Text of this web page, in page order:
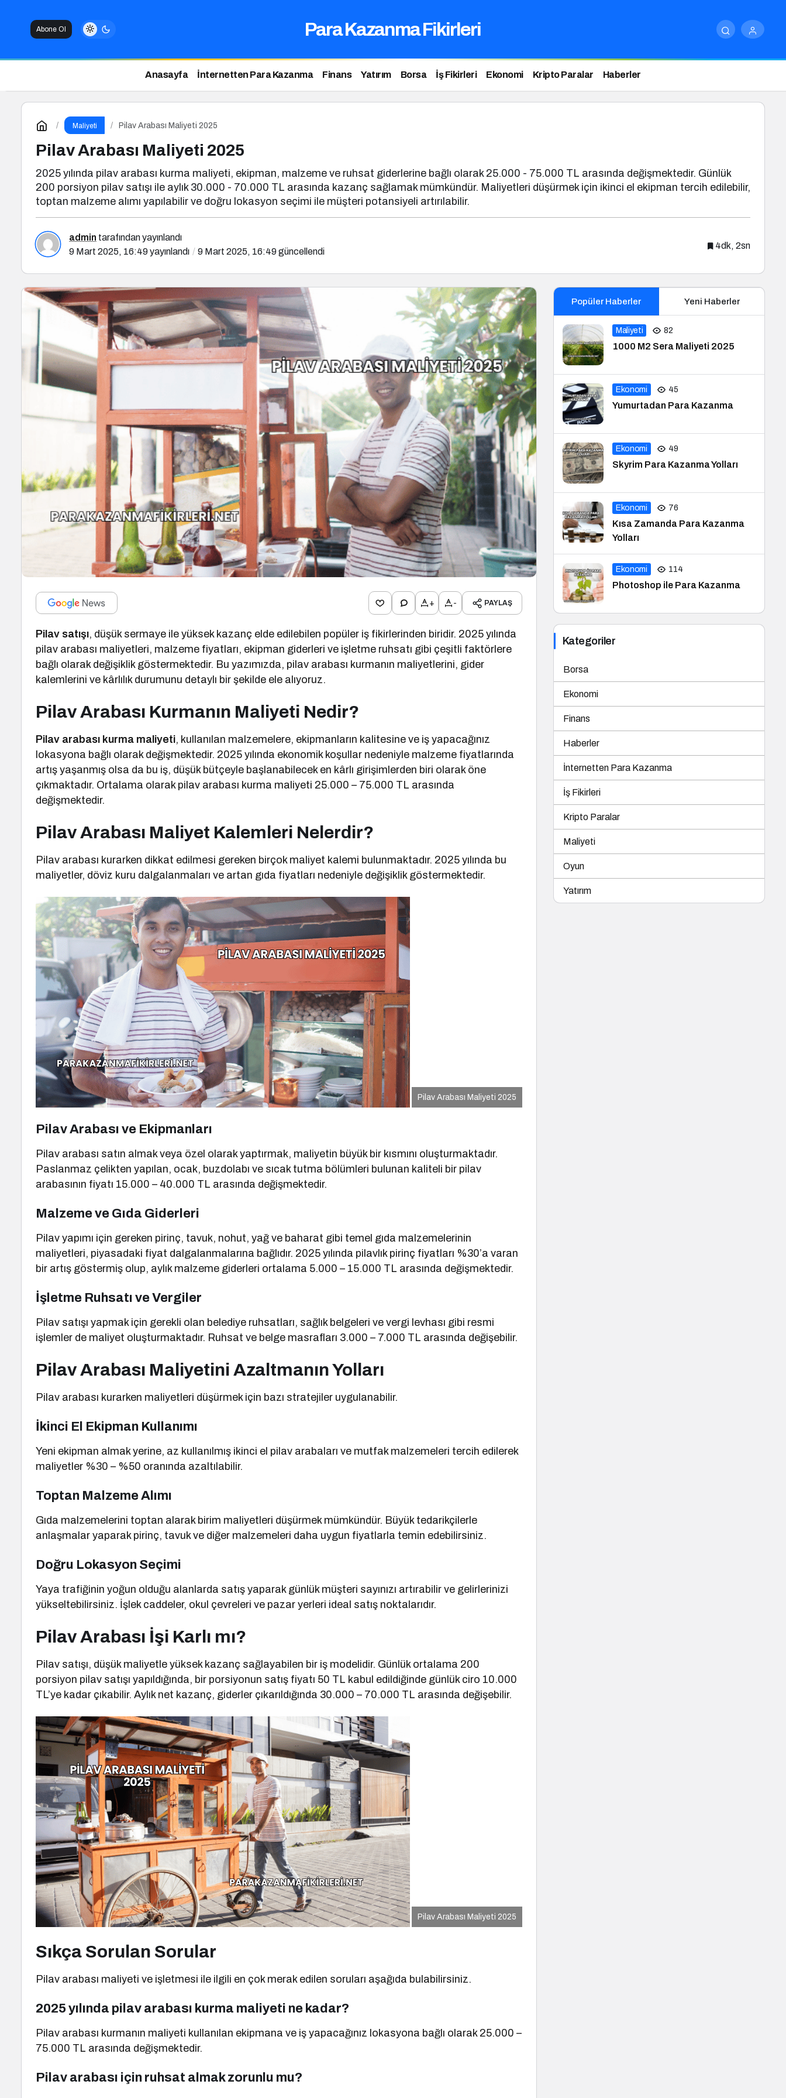
Abone Ol Para Kazanma Fikirleri
Anasayfa İnternetten Para Kazanma Finans Yatırım Borsa İş Fikirleri Ekonomi Kripto Paralar Haberler
Maliyeti Pilav Arabası Maliyeti 2025
Pilav Arabası Maliyeti 2025
2025 yılında pilav arabası kurma maliyeti, ekipman, malzeme ve ruhsat giderlerine bağlı olarak 25.000 - 75.000 TL arasında değişmektedir. Günlük
200 porsiyon pilav satışı ile aylık 30.000 - 70.000 TL arasında kazanç sağlamak mümkündür. Maliyetleri düşürmek için ikinci el ekipman tercih edilebilir,
toptan malzeme alımı yapılabilir ve doğru lokasyon seçimi ile müşteri potansiyeli artırılabilir.
admin tarafından yayınlandı
9 Mart 2025, 16:49yayınlandı 9 Mart 2025, 16:49güncellendi
4dk, 2sn
+ - PAYLAŞ
Pilav satışı, düşük sermaye ile yüksek kazanç elde edilebilen popüler iş fikirlerinden biridir. 2025 yılında
pilav arabası maliyetleri, malzeme fiyatları, ekipman giderleri ve işletme ruhsatı gibi çeşitli faktörlere
bağlı olarak değişiklik göstermektedir. Bu yazımızda, pilav arabası kurmanın maliyetlerini, gider
kalemlerini ve kârlılık durumunu detaylı bir şekilde ele alıyoruz.
Pilav Arabası Kurmanın Maliyeti Nedir?
Pilav arabası kurma maliyeti, kullanılan malzemelere, ekipmanların kalitesine ve iş yapacağınız
lokasyona bağlı olarak değişmektedir. 2025 yılında ekonomik koşullar nedeniyle malzeme fiyatlarında
artış yaşanmış olsa da bu iş, düşük bütçeyle başlanabilecek en kârlı girişimlerden biri olarak öne
çıkmaktadır. Ortalama olarak pilav arabası kurma maliyeti 25.000 – 75.000 TL arasında
değişmektedir.
Pilav Arabası Maliyet Kalemleri Nelerdir?
Pilav arabası kurarken dikkat edilmesi gereken birçok maliyet kalemi bulunmaktadır. 2025 yılında bu
maliyetler, döviz kuru dalgalanmaları ve artan gıda fiyatları nedeniyle değişiklik göstermektedir.
Pilav Arabası Maliyeti 2025
Pilav Arabası ve Ekipmanları
Pilav arabası satın almak veya özel olarak yaptırmak, maliyetin büyük bir kısmını oluşturmaktadır.
Paslanmaz çelikten yapılan, ocak, buzdolabı ve sıcak tutma bölümleri bulunan kaliteli bir pilav
arabasının fiyatı 15.000 – 40.000 TL arasında değişmektedir.
Malzeme ve Gıda Giderleri
Pilav yapımı için gereken pirinç, tavuk, nohut, yağ ve baharat gibi temel gıda malzemelerinin
maliyetleri, piyasadaki fiyat dalgalanmalarına bağlıdır. 2025 yılında pilavlık pirinç fiyatları %30’a varan
bir artış göstermiş olup, aylık malzeme giderleri ortalama 5.000 – 15.000 TL arasında değişmektedir.
İşletme Ruhsatı ve Vergiler
Pilav satışı yapmak için gerekli olan belediye ruhsatları, sağlık belgeleri ve vergi levhası gibi resmi
işlemler de maliyet oluşturmaktadır. Ruhsat ve belge masrafları 3.000 – 7.000 TL arasında değişebilir.
Pilav Arabası Maliyetini Azaltmanın Yolları
Pilav arabası kurarken maliyetleri düşürmek için bazı stratejiler uygulanabilir.
İkinci El Ekipman Kullanımı
Yeni ekipman almak yerine, az kullanılmış ikinci el pilav arabaları ve mutfak malzemeleri tercih edilerek
maliyetler %30 – %50 oranında azaltılabilir.
Toptan Malzeme Alımı
Gıda malzemelerini toptan alarak birim maliyetleri düşürmek mümkündür. Büyük tedarikçilerle
anlaşmalar yaparak pirinç, tavuk ve diğer malzemeleri daha uygun fiyatlarla temin edebilirsiniz.
Doğru Lokasyon Seçimi
Yaya trafiğinin yoğun olduğu alanlarda satış yaparak günlük müşteri sayınızı artırabilir ve gelirlerinizi
yükseltebilirsiniz. İşlek caddeler, okul çevreleri ve pazar yerleri ideal satış noktalarıdır.
Pilav Arabası İşi Karlı mı?
Pilav satışı, düşük maliyetle yüksek kazanç sağlayabilen bir iş modelidir. Günlük ortalama 200
porsiyon pilav satışı yapıldığında, bir porsiyonun satış fiyatı 50 TL kabul edildiğinde günlük ciro 10.000
TL’ye kadar çıkabilir. Aylık net kazanç, giderler çıkarıldığında 30.000 – 70.000 TL arasında değişebilir.
Pilav Arabası Maliyeti 2025
Sıkça Sorulan Sorular
Pilav arabası maliyeti ve işletmesi ile ilgili en çok merak edilen soruları aşağıda bulabilirsiniz.
2025 yılında pilav arabası kurma maliyeti ne kadar?
Pilav arabası kurmanın maliyeti kullanılan ekipmana ve iş yapacağınız lokasyona bağlı olarak 25.000 –
75.000 TL arasında değişmektedir.
Pilav arabası için ruhsat almak zorunlu mu?
Popüler Haberler Yeni Haberler
Maliyeti 82
1000 M2 Sera Maliyeti 2025
Ekonomi 45
Yumurtadan Para Kazanma
Ekonomi 49
Skyrim Para Kazanma Yolları
Ekonomi 76
Kısa Zamanda Para Kazanma
Yolları
Ekonomi 114
Photoshop ile Para Kazanma
Kategoriler
Borsa
Ekonomi
Finans
Haberler
İnternetten Para Kazanma
İş Fikirleri
Kripto Paralar
Maliyeti
Oyun
Yatırım